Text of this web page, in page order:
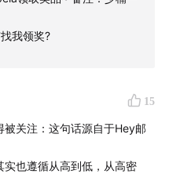
织落地 OKR。
深度交流、结识其他志同
友群。请添加小助手
公司，小助手会拉你进
要去顾虑观点是否是自己悟
多应该关注：这些观点能否
自己的生命融合后再输出，
这一点才是最重要的。
能力，很有效的一个是多去
的书籍，提炼观点。这就是
信息】。
我领奖?
15
关注：这句话源自于Hey邮
也遵循从高到低，从高密